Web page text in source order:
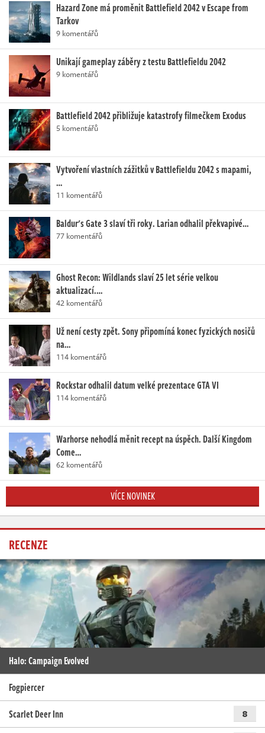
Hazard Zone má proměnit Battlefield 2042 v Escape from
Tarkov
9 komentářů
Unikají gameplay záběry z testu Battlefieldu 2042
9 komentářů
Battlefield 2042 přibližuje katastrofy filmečkem Exodus
5 komentářů
Vytvoření vlastních zážitků v Battlefieldu 2042 s mapami,
…
11 komentářů
Baldur's Gate 3 slaví tři roky. Larian odhalil překvapivé…
77 komentářů
Ghost Recon: Wildlands slaví 25 let série velkou
aktualizací.…
42 komentářů
Už není cesty zpět. Sony připomíná konec fyzických nosičů
na…
114 komentářů
Rockstar odhalil datum velké prezentace GTA VI
114 komentářů
Warhorse nehodlá měnit recept na úspěch. Další Kingdom
Come…
62 komentářů
VÍCE NOVINEK
RECENZE
Halo: Campaign Evolved
Fogpiercer
Scarlet Deer Inn
8